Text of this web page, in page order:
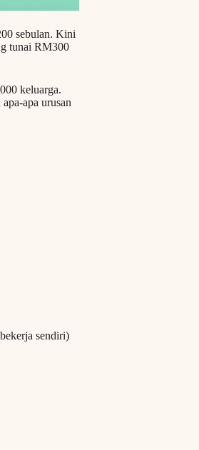
sebulan. Kini
tunai RM300
keluarga.
apa urusan
sendiri)